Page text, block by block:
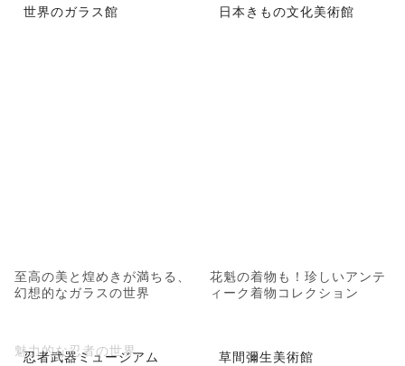
世界のガラス館
至高の美と煌めきが満ちる、
幻想的なガラスの世界
日本きもの文化美術館
花魁の着物も！珍しいアンテ
ィーク着物コレクション
忍者武器ミュージアム
魅力的な忍者の世界 草間彌生美術館